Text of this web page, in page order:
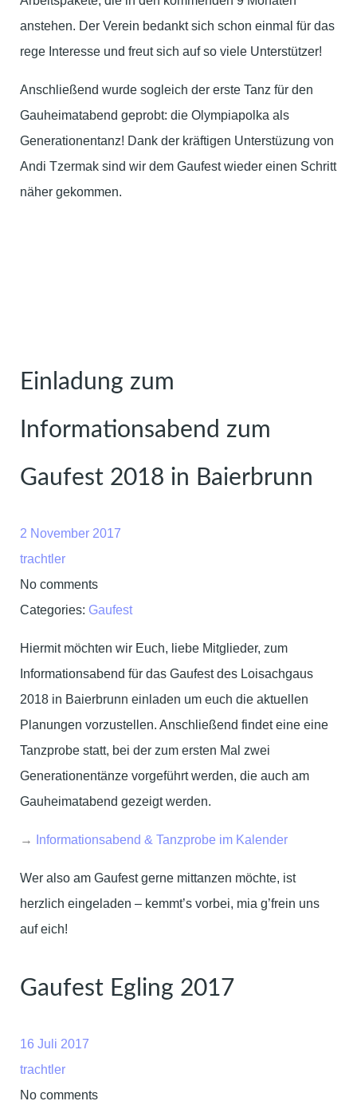
anstehen. Der Verein bedankt sich schon einmal für das
rege Interesse und freut sich auf so viele Unterstützer!
Anschließend wurde sogleich der erste Tanz für den
Gauheimatabend geprobt: die Olympiapolka als
Generationentanz! Dank der kräftigen Unterstüzung von
Andi Tzermak sind wir dem Gaufest wieder einen Schritt
näher gekommen.
Einladung zum
Informationsabend zum
Gaufest 2018 in Baierbrunn
2 November 2017
trachtler
No comments
Categories: Gaufest
Hiermit möchten wir Euch, liebe Mitglieder, zum
Informationsabend für das Gaufest des Loisachgaus
2018 in Baierbrunn einladen um euch die aktuellen
Planungen vorzustellen. Anschließend findet eine eine
Tanzprobe statt, bei der zum ersten Mal zwei
Generationentänze vorgeführt werden, die auch am
Gauheimatabend gezeigt werden.
→ Informationsabend & Tanzprobe im Kalender
Wer also am Gaufest gerne mittanzen möchte, ist
herzlich eingeladen – kemmt’s vorbei, mia g’frein uns
auf eich!
Gaufest Egling 2017
16 Juli 2017
trachtler
No comments